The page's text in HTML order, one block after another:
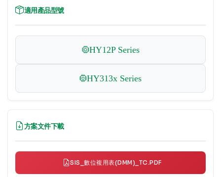
適用產品型號
HY12P Series
HY313x Series
方案文件下載
SIS_數位複用表(DMM)_TC.PDF